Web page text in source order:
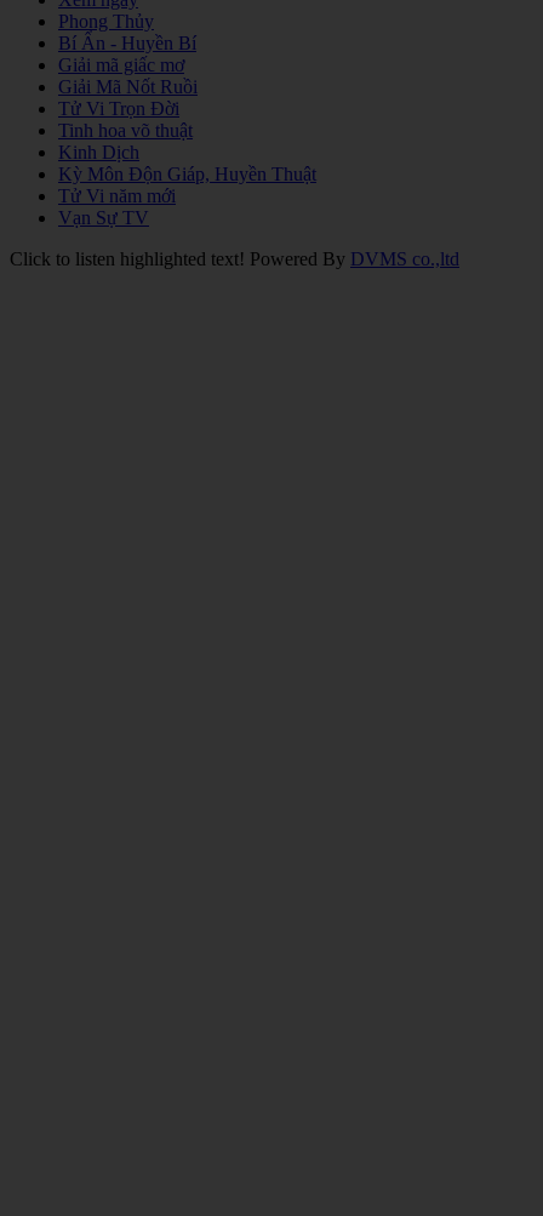
Phong Thủy
Bí Ẩn - Huyền Bí
Giải mã giấc mơ
Giải Mã Nốt Ruồi
Tử Vi Trọn Đời
Tinh hoa võ thuật
Kinh Dịch
Kỳ Môn Độn Giáp, Huyền Thuật
Tử Vi năm mới
Vạn Sự TV
Click to listen highlighted text! Powered By DVMS co.,ltd